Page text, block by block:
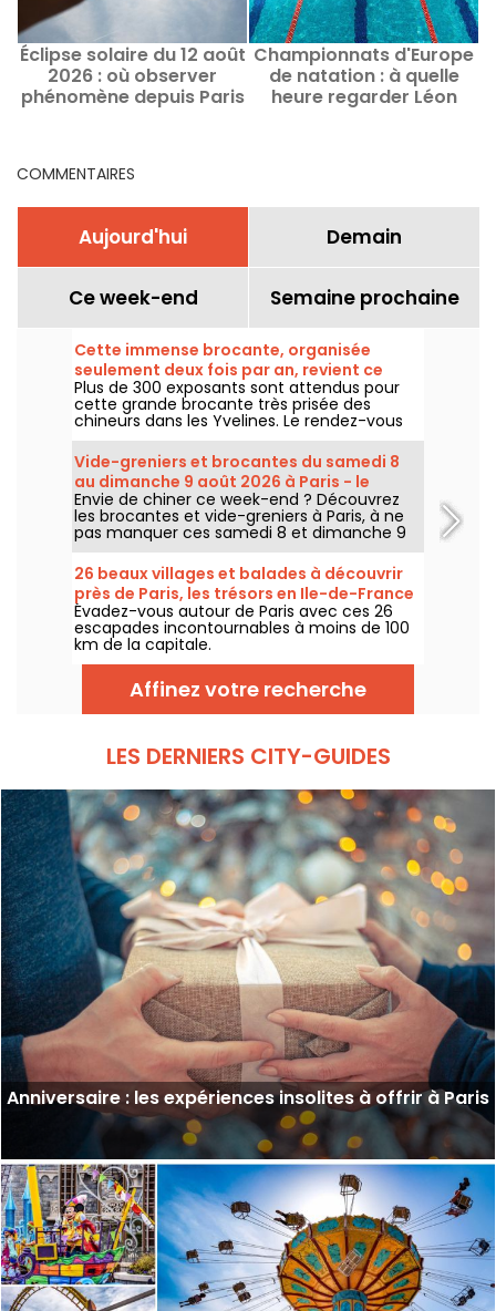
Éclipse solaire du 12 août
2026 : où observer
phénomène depuis Paris
Championnats d'Europe
de natation : à quelle
heure regarder Léon
COMMENTAIRES
Aujourd'hui Demain
Ce week-end Semaine prochaine
Cette immense brocante, organisée
seulement deux fois par an, revient ce
week-end dans les Yvelines
Plus de 300 exposants sont attendus pour
cette grande brocante très prisée des
chineurs dans les Yvelines. Le rendez-vous
revient sous le parking du Carrefour de
Montesson le dimanche 9 août 2026.
Vide-greniers et brocantes du samedi 8
au dimanche 9 août 2026 à Paris - le
programme du week-end
Envie de chiner ce week-end ? Découvrez
les brocantes et vide-greniers à Paris, à ne
pas manquer ces samedi 8 et dimanche 9
août 2026 pour faire le plein de bonnes
affaires.
26 beaux villages et balades à découvrir
près de Paris, les trésors en Ile-de-France
Évadez-vous autour de Paris avec ces 26
escapades incontournables à moins de 100
km de la capitale.
Affinez votre recherche
LES DERNIERS CITY-GUIDES
Anniversaire : les expériences insolites à offrir à Paris